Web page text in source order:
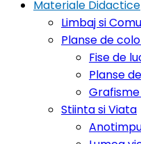
Materiale Didactice
Limbaj si
Planse de
Fise de
Planse
Stiinta si Viata